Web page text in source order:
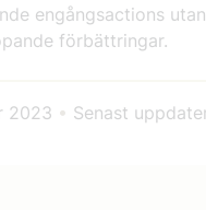
engångsactions
förbättringar.
2023 • Senast